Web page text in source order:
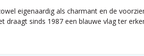
eigenaardig als charmant en de
draagt sinds 1987 een blauwe vlag ter